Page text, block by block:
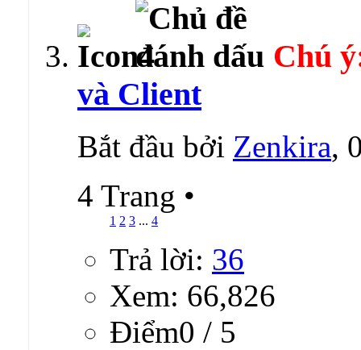
Chú
và Client
Bắt đầu bởi Zenkira,
4 Trang •
1 2 3 ... 4
Trả lời: 36
Xem: 66,826
Ðiểm0 / 5